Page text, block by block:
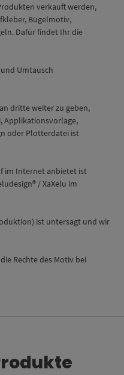
verkauft werden,
Bügelmotiv,
Dafür findet Ihr die
Umtausch
dritte weiter zu geben,
Applikationsvorlage,
oder Plotterdatei ist
im Internet anbietet ist
/ XaXelu im
ist untersagt und wir
Rechte des Motiv bei